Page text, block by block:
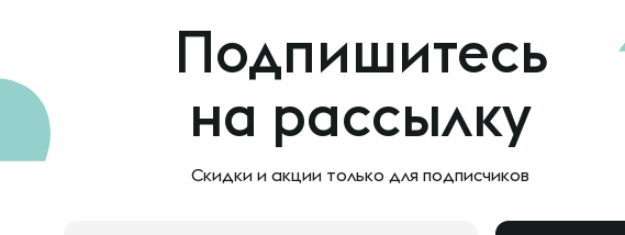
Подпишитесь
на рассылку
Скидки и акции только для подписчиков